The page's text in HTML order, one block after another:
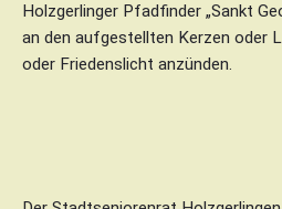
Holzgerlinger Pfadfinder „Sankt
an den aufgestellten Kerzen oder
oder Friedenslicht anzünden.